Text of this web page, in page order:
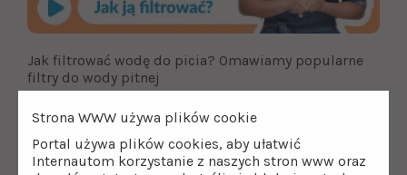
Jak filtrować wodę do picia? Omawiamy popularne
filtry do wody pitnej
Zobacz wszystkie filmy
Strona WWW używa plików cookie
Portal używa plików cookies, aby ułatwić
Internautom korzystanie z naszych stron www oraz